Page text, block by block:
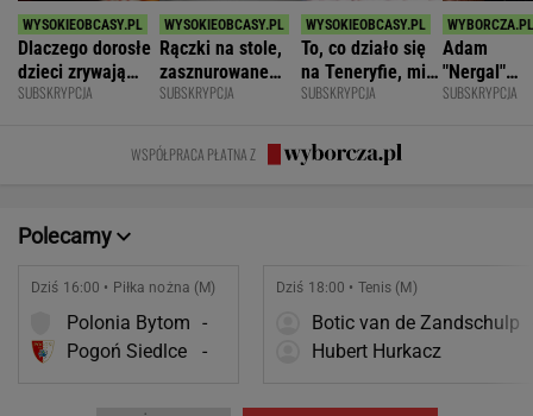
Dlaczego dorosłe
dzieci zrywają
kontakt z
SUBSKRYPCJA
Rączki na stole,
zasznurowane
usta. Byłam
dużej dyscyplinie
SUBSKRYPCJA
To, co działo się
na Teneryfie, mi
się należało. Nie
złe
SUBSKRYPCJA
Adam
"Nergal"
Darski: W
SUBSKRYPCJA
WSPÓŁPRACA PŁATNA Z
Polecamy
Dziś 16:00 • Piłka nożna (M)
Polonia Bytom -
Pogoń Siedlce
-
Dziś 18:00 • Tenis (M)
Botic van de Zandschulp
Hubert Hurkacz